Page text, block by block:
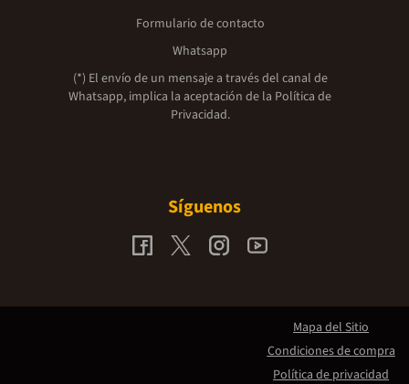
Formulario de contacto
Whatsapp
(*) El envío de un mensaje a través del canal de
Whatsapp, implica la aceptación de la Política de
Privacidad.
Síguenos
Mapa del Sitio
Condiciones de compra
Política de privacidad